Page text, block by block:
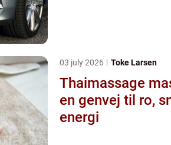
03 july 2026 Toke Larsen
Thaimassage
en genvej til ro,
energi